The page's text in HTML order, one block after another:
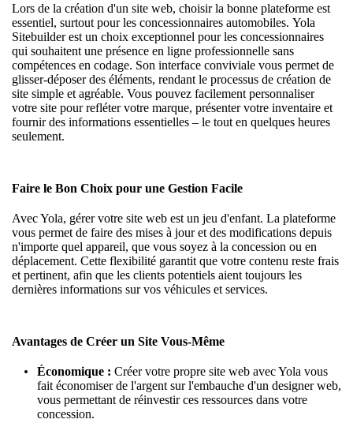
Lors de la création d'un site web, choisir la bonne plateforme est
essentiel, surtout pour les concessionnaires automobiles. Yola
Sitebuilderest un choix exceptionnel pour les concessionnaires
qui souhaitent une présence en ligne professionnelle sans
compétences en codage. Son interface conviviale vous permet de
glisser-déposer des éléments, rendant le processus de création de
site simple et agréable. Vous pouvez facilement personnaliser
votre site pour refléter votre marque, présenter votre inventaire et
fournir des informations essentielles – le tout en quelques heures
seulement.
Faire le Bon Choix pour une Gestion Facile
Avec Yola, gérer votre site web est un jeu d'enfant. La plateforme
vous permet de faire des mises à jour et des modifications depuis
n'importe quel appareil, que vous soyez à la concession ou en
déplacement. Cette flexibilité garantit que votre contenu reste frais
et pertinent, afin que les clients potentiels aient toujours les
dernières informations sur vos véhicules et services.
Avantages de Créer un Site Vous-Même
Économique : Créer votre propre site web avec Yola vous
fait économiser de l'argent sur l'embauche d'un designer web,
vous permettant de réinvestir ces ressources dans votre
concession.